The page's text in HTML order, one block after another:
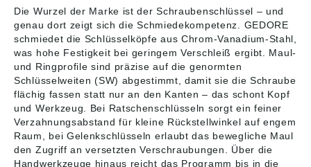
Die Wurzel der Marke ist der Schraubenschlüssel – und
genau dort zeigt sich die Schmiedekompetenz. GEDORE
schmiedet die Schlüsselköpfe aus Chrom-Vanadium-Stahl,
was hohe Festigkeit bei geringem Verschleiß ergibt. Maul-
und Ringprofile sind präzise auf die genormten
Schlüsselweiten (SW) abgestimmt, damit sie die Schraube
flächig fassen statt nur an den Kanten – das schont Kopf
und Werkzeug. Bei Ratschenschlüsseln sorgt ein feiner
Verzahnungsabstand für kleine Rückstellwinkel auf engem
Raum, bei Gelenkschlüsseln erlaubt das bewegliche Maul
den Zugriff an versetzten Verschraubungen. Über die
Handwerkzeuge hinaus reicht das Programm bis in die